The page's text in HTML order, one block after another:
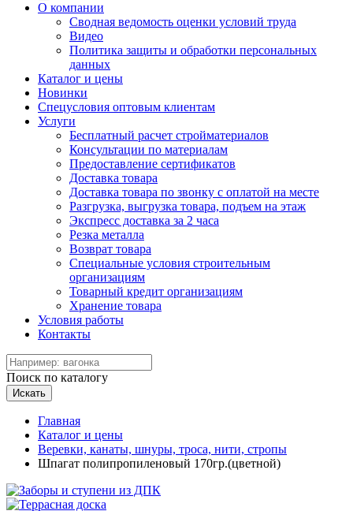
О компании
Сводная ведомость оценки условий труда
Видео
Политика защиты и обработки персональных
данных
Каталог и цены
Новинки
Спецусловия оптовым клиентам
Услуги
Бесплатный расчет стройматериалов
Консультации по материалам
Предоставление сертификатов
Доставка товара
Доставка товара по звонку с оплатой на месте
Разгрузка, выгрузка товара, подъем на этаж
Экспресс доставка за 2 часа
Резка металла
Возврат товара
Специальные условия строительным
организациям
Товарный кредит организациям
Хранение товара
Условия работы
Контакты
Поиск по каталогу
Искать
Главная
Каталог и цены
Веревки, канаты, шнуры, троса, нити, стропы
Шпагат полипропиленовый 170гр.(цветной)